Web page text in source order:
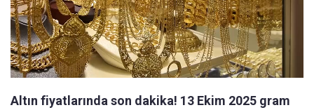
Altın fiyatlarında son dakika! 13 Ekim 2025 gram